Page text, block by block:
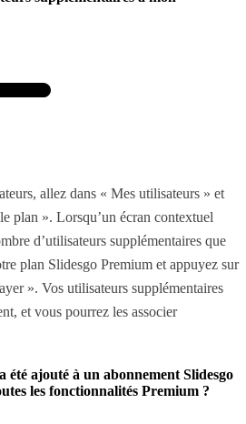
allez dans « Mes utilisateurs » et
plan ». Lorsqu’un écran contextuel
d’utilisateurs supplémentaires que
plan Slidesgo Premium et appuyez sur
». Vos utilisateurs supplémentaires
et vous pourrez les associer
été ajouté à un abonnement Slidesgo
les fonctionnalités Premium ?